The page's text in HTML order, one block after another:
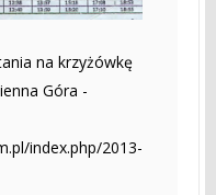
na krzyżówkę
Góra -
index.php/2013-